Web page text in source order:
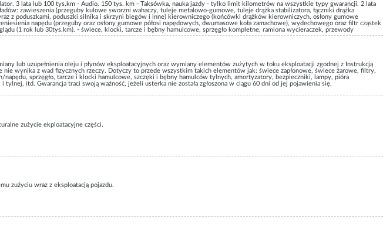
3 lata lub 100 tys.km - Audio. 150 tys. km - Taksówka, nauka jazdy - tylko limit kilometrów na wszystkie typy gwarancji. 2 lata
zawieszenia (przeguby kulowe sworzni wahaczy, tuleje metalowo-gumowe, tuleje drążka stabilizatora, łączniki drążka
z poduszkami, poduszki silnika i skrzyni biegów i inne) kierowniczego (końcówki drążków kierowniczych, osłony gumowe
napędu (przeguby oraz osłony gumowe półosi napędowych, dwumasowe koła zamachowe), wydechowego oraz filtr cząstek
(1 rok lub 30tys.km). - świece, klocki, tarcze i bębny hamulcowe, sprzęgło kompletne, ramiona wycieraczek, przewody
żarniki, diody, szyby, uszczelki szyb i drzwi, paski klinowe i wielo-rowkowe, felgi, kołpaki, czynnik klimatyzacji. Nie
lub uzupełnienia oleju i płynów eksploatacyjnych oraz wymiany elementów zużytych w toku eksploatacji zgodnej z Instrukcją
nie wynika z wad fizycznych rzeczy. Dotyczy to przede wszystkim takich elementów jak: świece zapłonowe, świece żarowe, filtry,
napędu, sprzęgło, tarcze i klocki hamulcowe, szczęki i bębny hamulców tylnych, amortyzatory, bezpieczniki, lampy, pióra
tylnej, itd. Gwarancja traci swoją ważność, jeżeli usterka nie została zgłoszona w ciągu 60 dni od jej pojawienia się.
zużycie ekploatacyjne części.
zużyciu wraz z eksploatacją pojazdu.